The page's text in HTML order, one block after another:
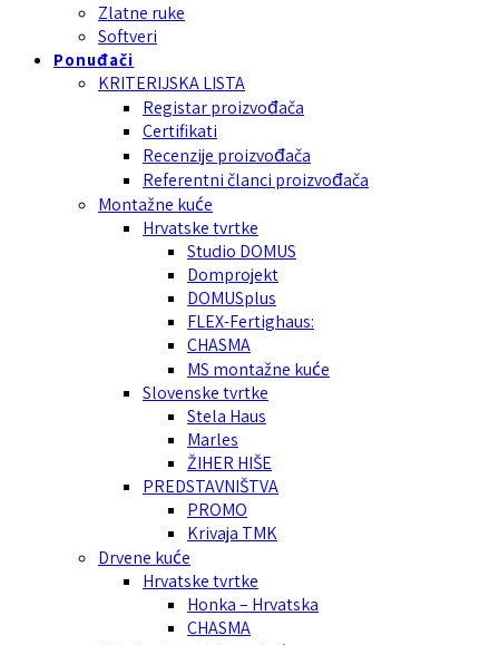
Zlatne ruke
Softveri
Ponuđači
KRITERIJSKA LISTA
Registar proizvođača
Certifikati
Recenzije proizvođača
Referentni članci proizvođača
Montažne kuće
Hrvatske tvrtke
Studio DOMUS
Domprojekt
DOMUSplus
FLEX-Fertighaus:
CHASMA
MS montažne kuće
Slovenske tvrtke
Stela Haus
Marles
ŽIHER HIŠE
PREDSTAVNIŠTVA
PROMO
Krivaja TMK
Drvene kuće
Hrvatske tvrtke
Honka – Hrvatska
CHASMA